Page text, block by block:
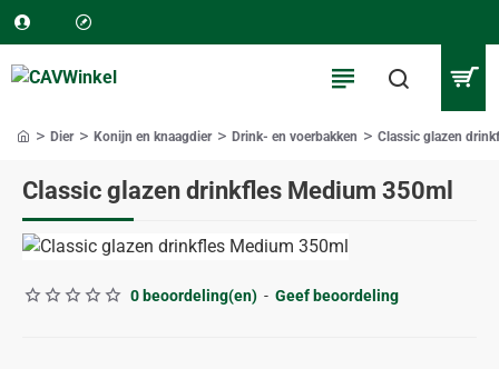
Classic glazen drinkfles Medium 350ml
Dier Konijn en knaagdier Drink- en voerbakken Classic glazen
0 beoordeling(en) - Geef beoordeling